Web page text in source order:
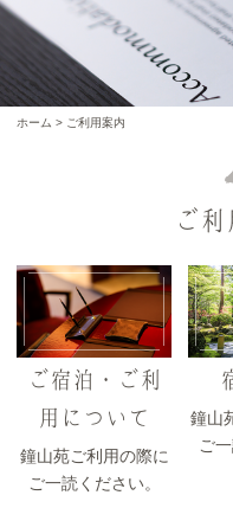
ホーム > ご利用案内
ご
ご宿泊・ご利
用について
鐘山苑ご利用の際に
ご一読ください。
鐘山
ご